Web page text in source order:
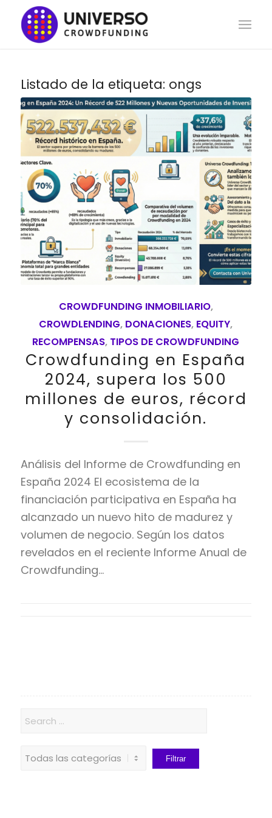
Listado de la etiqueta: ongs
CROWDFUNDING INMOBILIARIO,
CROWDLENDING, DONACIONES, EQUITY,
RECOMPENSAS, TIPOS DE CROWDFUNDING
Crowdfunding en España
2024, supera los 500
millones de euros, récord
y consolidación.
Análisis del Informe de Crowdfunding en
España 2024 El ecosistema de la
financiación participativa en España ha
alcanzado un nuevo hito de madurez y
volumen de negocio. Según los datos
revelados en el reciente Informe Anual de
Crowdfunding…